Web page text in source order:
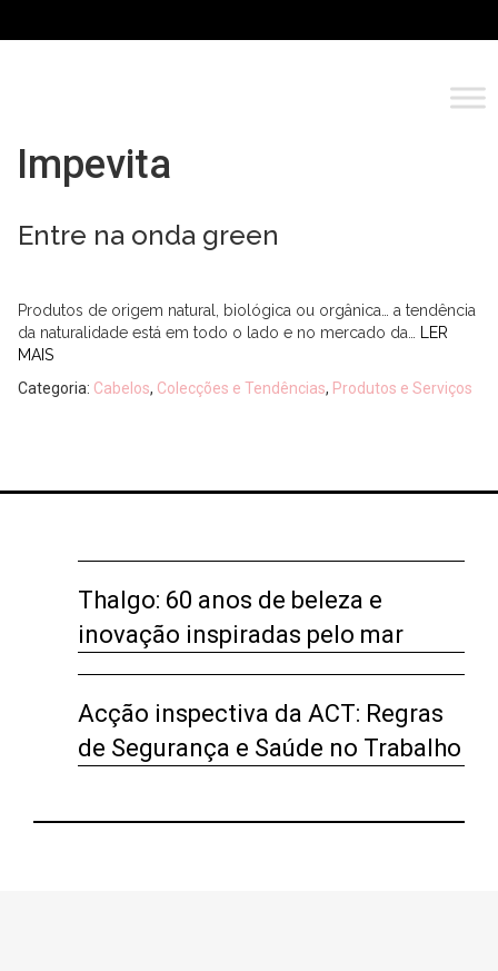
Impevita
Entre na onda green
Produtos de origem natural, biológica ou orgânica… a tendência
da naturalidade está em todo o lado e no mercado da…
LER
MAIS
Categoria: Cabelos, Colecções e Tendências, Produtos e Serviços
Thalgo: 60 anos de beleza e
inovação inspiradas pelo mar
Acção inspectiva da ACT: Regras
de Segurança e Saúde no Trabalho